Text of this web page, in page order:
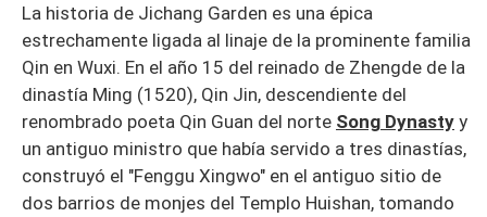
La historia de Jichang Garden es una épica
estrechamente ligada al linaje de la prominente familia
Qin en Wuxi. En el año 15 del reinado de Zhengde de la
dinastía Ming (1520), Qin Jin, descendiente del
renombrado poeta Qin Guan del norte Song Dynasty y
un antiguo ministro que había servido a tres dinastías,
construyó el "Fenggu Xingwo" en el antiguo sitio de
dos barrios de monjes del Templo Huishan, tomando